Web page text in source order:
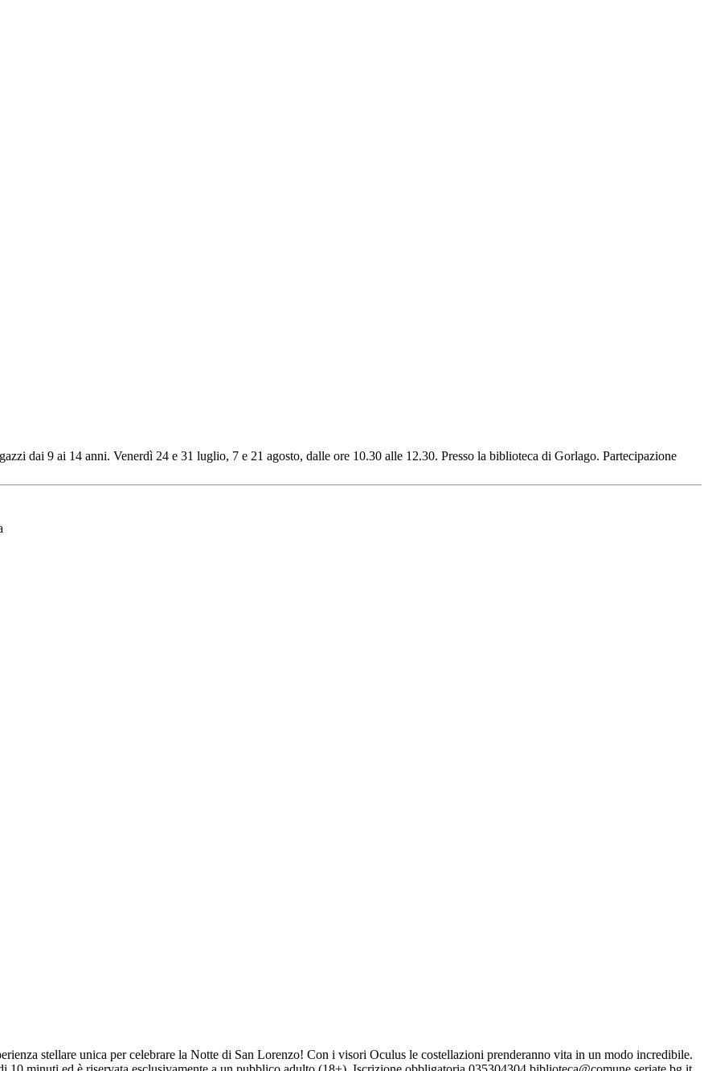
dai 9 ai 14 anni. Venerdì 24 e 31 luglio, 7 e 21 agosto, dalle ore 10.30 alle 12.30. Presso la biblioteca di Gorlago. Partecipazione
stellare unica per celebrare la Notte di San Lorenzo! Con i visori Oculus le costellazioni prenderanno vita in un modo incredibile.